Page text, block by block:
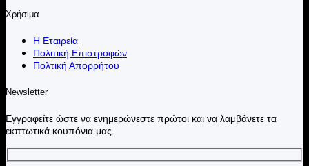
Χρήσιμα
Η Εταιρεία
Πολιτική Επιστροφών
Πολτική Απορρήτου
Newsletter
Εγγραφείτε ώστε να ενημερώνεστε πρώτοι και να λαμβάνετε τα
εκπτωτικά κουπόνια μας.